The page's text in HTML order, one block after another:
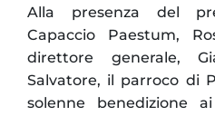
Alla presenza del
Capaccio Paestum,
direttore generale,
Salvatore, il parroco di
solenne benedizione